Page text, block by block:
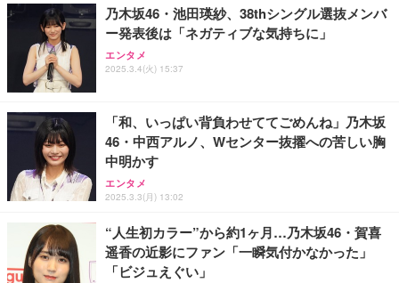
務用 おしゃれ パソコンチェア (ホワイト)
ANDWINT オフィスチェア デスクチェア 肘なし メ
ッシュ 通気性 ランバーサポート付き 腰サポート ガ
ス圧無段階昇降 360度回転 キャスター付き コンパク
【MiniLED/24.5inch/280Hz/FHD】GRAPHT THE S
HOOTER Gaming Monitor 24” Essential ゲーミン
グモニター QD 24.5インチ 1ms FHD 量子ドット 残
アイリスオーヤマ ペットシーツ 超厚型 お徳用 レギ
ュラー 200枚入【Amazon.co.jp限定】
乃木坂46・池田瑛紗、38thシングル選抜メンバ
ー発表後は「ネガティブな気持ちに」
エンタメ
2025.3.4(火) 15:37
「和、いっぱい背負わせててごめんね」乃木坂
46・中西アルノ、Wセンター抜擢への苦しい胸
中明かす
エンタメ
2025.3.3(月) 13:02
“人生初カラー”から約1ヶ月…乃木坂46・賀喜
遥香の近影にファン「一瞬気付かなかった」
「ビジュえぐい」